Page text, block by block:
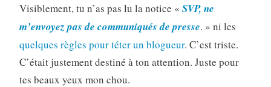
Visiblement, tu n’as pas lu la notice « SVP, ne
m’envoyez pas de communiqués de presse. » ni les
quelques règles pour téter un blogueur. C’est triste.
C’était justement destiné à ton attention. Juste pour
tes beaux yeux mon chou.